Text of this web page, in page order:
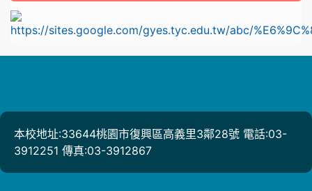
本校地址:33644桃園市復興區高義里3鄰28號 電話:03-
3912251 傳真:03-3912867